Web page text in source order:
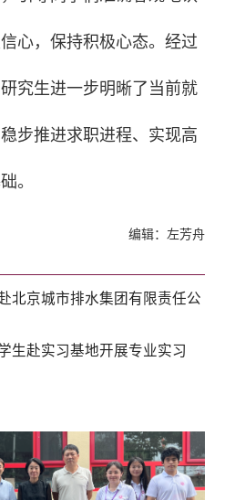
心，保持积极心态。经过
究生进一步明晰了当前就
步推进求职进程、实现高
。
编辑：左芳舟
北京城市排水集团有限责任公
生赴实习基地开展专业实习